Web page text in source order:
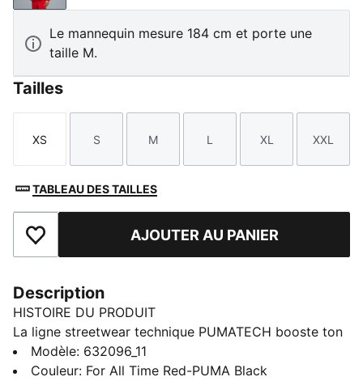
Le mannequin mesure 184 cm et porte une
taille M.
Tailles
Taille
XS
Taille
S
Taille
M
Taille
L
Taille
XL
Taille
XXL
TABLEAU DES TAILLES
Ajouter aux favorisAJOUTER AU PANIER
Description
HISTOIRE DU PRODUIT
La ligne streetwear technique PUMATECH booste ton
quotidien. Cette collection met à l’honneur des
modèles minimalistes ponctués de détails fonctionnels
Modèle: 632096_11
Couleur: For All Time Red-PUMA Black